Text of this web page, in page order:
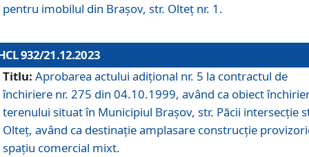
pentru imobilul din Brașov, str. Olteț nr. 1.
932/21.12.2023
Titlu: Aprobarea actului adițional nr. 5 la contractul de
închiriere nr. 275 din 04.10.1999, având ca obiect
terenului situat în Municipiul Brașov, str. Păcii intersecție
Olteț, având ca destinație amplasare construcție
spațiu comercial mixt.